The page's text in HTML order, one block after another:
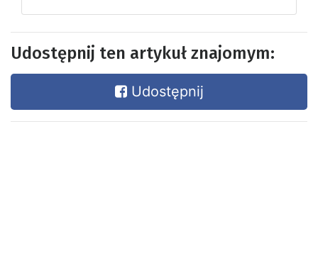
Udostępnij ten artykuł znajomym:
Udostępnij